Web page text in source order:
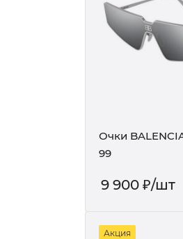
Очки
99
9 900 ₽/шт
Акция